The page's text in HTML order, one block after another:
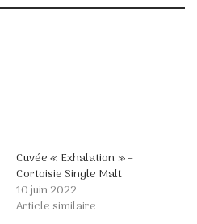
Cuvée « Exhalation » –
Cortoisie Single Malt
10 juin 2022
Article similaire